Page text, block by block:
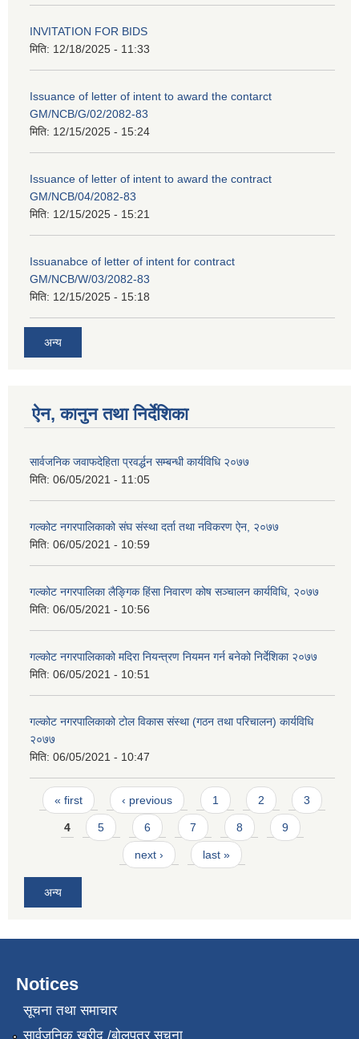
INVITATION FOR BIDS
मिति: 12/18/2025 - 11:33
Issuance of letter of intent to award the contarct
GM/NCB/G/02/2082-83
मिति: 12/15/2025 - 15:24
Issuance of letter of intent to award the contract
GM/NCB/04/2082-83
मिति: 12/15/2025 - 15:21
Issuanabce of letter of intent for contract
GM/NCB/W/03/2082-83
मिति: 12/15/2025 - 15:18
अन्य
ऐन, कानुन तथा निर्देशिका
सार्वजनिक जवाफदेहिता प्रवर्द्धन सम्बन्धी कार्यविधि २०७७
मिति: 06/05/2021 - 11:05
गल्कोट नगरपालिकाको संघ संस्था दर्ता तथा नविकरण ऐन, २०७७
मिति: 06/05/2021 - 10:59
गल्कोट नगरपालिका लैङ्गिक हिंसा निवारण कोष सञ्चालन कार्यविधि, २०७७
मिति: 06/05/2021 - 10:56
गल्कोट नगरपालिकाको मदिरा नियन्त्रण नियमन गर्न बनेको निर्देशिका २०७७
मिति: 06/05/2021 - 10:51
गल्कोट नगरपालिकाको टोल विकास संस्था (गठन तथा परिचालन) कार्यविधि
२०७७
मिति: 06/05/2021 - 10:47
Pages
« first ‹ previous 1 2 3
4 5 6 7 8 9
next › last »
अन्य
Notices
सूचना तथा समाचार
सार्वजनिक खरीद /बोलपत्र सूचना